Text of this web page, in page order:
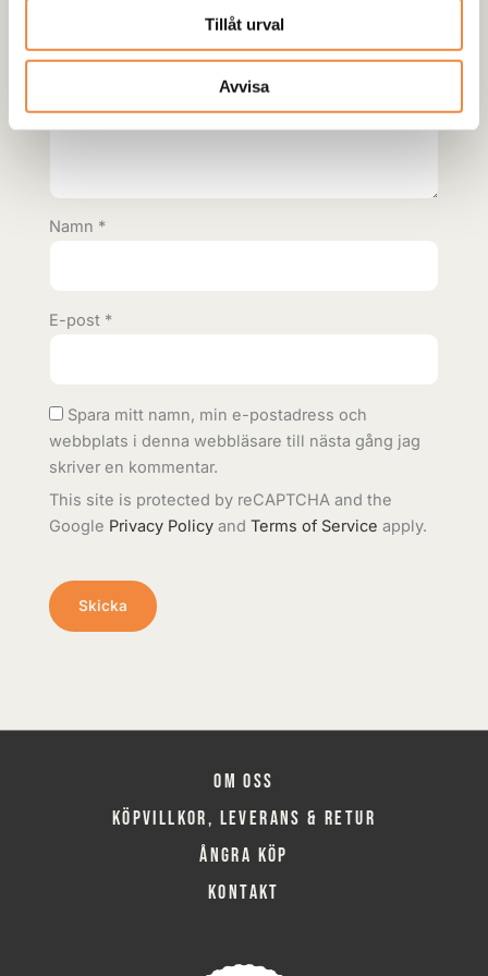
Tillåt urval
Avvisa
Ditt betyg*
Namn *
E-post *
Spara mitt namn, min e-postadress och
webbplats i denna webbläsare till nästa gång jag
skriver en kommentar.
This site is protected by reCAPTCHA and the
Google Privacy Policy andTerms of Service apply.
Om oss
Köpvillkor, leverans & retur
Ångra köp
Kontakt